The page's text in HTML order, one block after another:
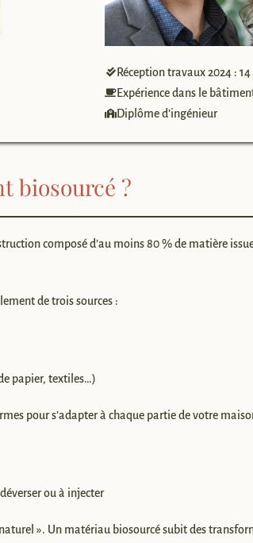
Réception travaux 2024 :
Expérience dans le
Diplôme d’ingénieur
biosourcé ?
composé d’au moins 80 % de matière
de trois sources :
papier, textiles…)
pour s’adapter à chaque partie de votre
ou à injecter
». Un matériau biosourcé subit des